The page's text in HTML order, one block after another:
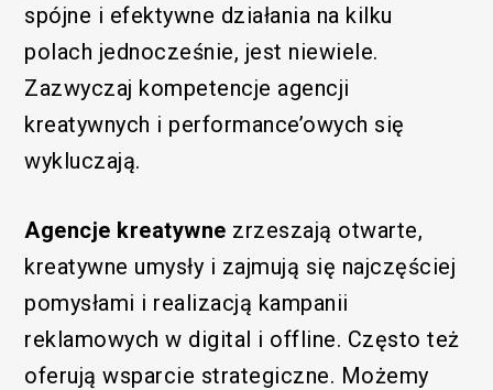
spójne i efektywne działania na kilku
polach jednocześnie, jest niewiele.
Zazwyczaj kompetencje agencji
kreatywnych i performance’owych się
wykluczają.
Agencje kreatywne zrzeszają otwarte,
kreatywne umysły i zajmują się najczęściej
pomysłami i realizacją kampanii
reklamowych w digital i offline. Często też
oferują wsparcie strategiczne. Możemy